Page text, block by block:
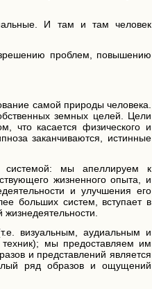
И там и там человек
проблем, повышению
самой природы человека.
земных целей. Цели
что касается физического и
заканчиваются, истинные
системой: мы апеллируем к
жизненного опыта, и
и улучшения его
больших систем, вступает в
визуальным, аудиальным и
мы предоставляем им
и представлений является
ряд образов и ощущений